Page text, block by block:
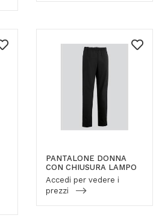
PANTALONE DONNA
CON CHIUSURA LAMPO
Accedi per vedere i
prezzi